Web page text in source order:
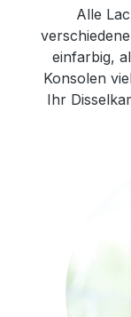
Alle
einfarbig,
Konsolen
Ihr